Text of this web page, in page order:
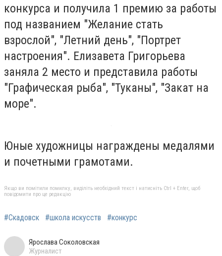
конкурса и получила 1 премию за работы
под названием "Желание стать
взрослой", "Летний день", "Портрет
настроения". Елизавета Григорьева
заняла 2 место и представила работы
"Графическая рыба", "Туканы", "Закат на
море".
Юные художницы награждены медалями
и почетными грамотами.
Якщо ви помітили помилку, виділіть необхідний текст і натисніть Ctrl + Enter, щоб
повідомити про це редакцію
#Скадовск #школа искусств #конкурс
Ярослава Соколовская
Журналист